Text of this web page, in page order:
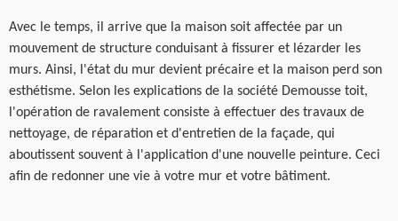
Avec le temps, il arrive que la maison soit affectée par un
mouvement de structure conduisant à fissurer et lézarder les
murs. Ainsi, l'état du mur devient précaire et la maison perd son
esthétisme. Selon les explications de la société Demousse toit,
l'opération de ravalement consiste à effectuer des travaux de
nettoyage, de réparation et d'entretien de la façade, qui
aboutissent souvent à l'application d'une nouvelle peinture. Ceci
afin de redonner une vie à votre mur et votre bâtiment.